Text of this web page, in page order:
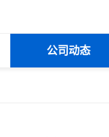
公司动态